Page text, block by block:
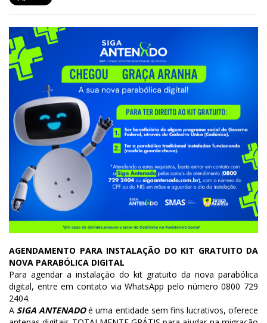
AGENDAMENTO PARA INSTALAÇÃO DO KIT GRATUITO DA
NOVA PARABÓLICA DIGITAL
Para agendar a instalação do kit gratuito da nova parabólica
digital, entre em contato via WhatsApp pelo número 0800 729
2404.
ASIGA ANTENADOé uma entidade sem fins lucrativos, oferece